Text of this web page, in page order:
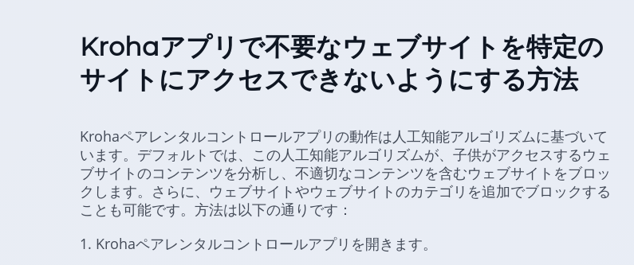
Krohaアプリで不要なウェブサイトを特定の
サイトにアクセスできないようにする方法
Krohaペアレンタルコントロールアプリの動作は人工知能アルゴリズムに基づいて
います。デフォルトでは、この人工知能アルゴリズムが、子供がアクセスするウェ
ブサイトのコンテンツを分析し、不適切なコンテンツを含むウェブサイトをブロッ
クします。さらに、ウェブサイトやウェブサイトのカテゴリを追加でブロックする
ことも可能です。方法は以下の通りです：
1. Krohaペアレンタルコントロールアプリを開きます。